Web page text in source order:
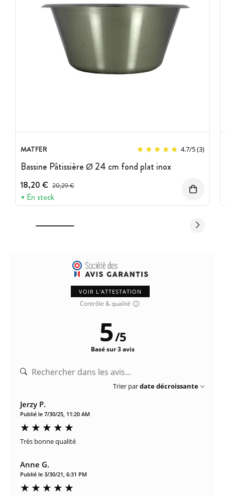
MATFER 4.7/5(3)
Bassine Pâtissière Ø 24 cm fond plat inox
18,20 € Prix avant réduction :
20,29 €
En stock
VOIR L'ATTESTATION
Contrôle & qualité
5/5
Basé sur 3 avis
Trier pardate décroissante
Jerzy P.
Publié le 7/30/25, 11:20 AM
Très bonne qualité
Anne G.
Publié le 3/30/21, 6:31 PM